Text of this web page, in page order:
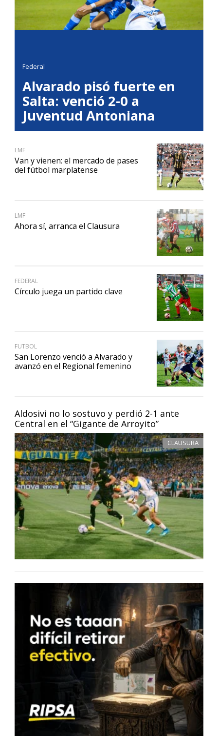
Aldosivi no lo sostuvo y perdió 2-1 ante
Central en el “Gigante de Arroyito”
CLAUSURA
Federal
Alvarado pisó fuerte en
Salta: venció 2-0 a
Juventud Antoniana
LMF
Van y vienen: el mercado de pases
del fútbol marplatense
LMF
Ahora sí, arranca el Clausura
FEDERAL
Círculo juega un partido clave
FUTBOL
San Lorenzo venció a Alvarado y
avanzó en el Regional femenino